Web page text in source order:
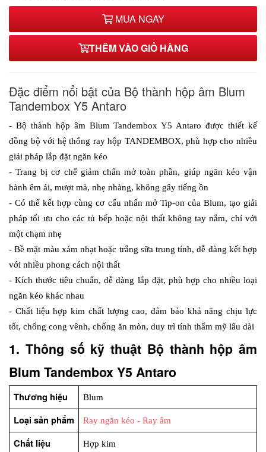
MUA NGAY
THÊM VÀO GIỎ HÀNG
Đặc điểm nổi bật của Bộ thành hộp âm Blum
Tandembox Y5 Antaro
- Bộ thành hộp âm Blum Tandembox Y5 Antaro được thiết kế
đồng bộ với hệ thống ray hộp TANDEMBOX, phù hợp cho nhiều
giải pháp lắp đặt ngăn kéo
- Trang bị cơ chế giảm chấn mở toàn phần, giúp ngăn kéo vận
hành êm ái, mượt mà, nhẹ nhàng, không gây tiếng ồn
- Có thể kết hợp cùng cơ cấu nhấn mở Tip-on của Blum, tạo giải
pháp tối ưu cho các tủ bếp hoặc nội thất không tay nắm, chỉ với
một chạm nhẹ
- Bề mặt màu xám nhạt hoặc trắng sữa trung tính, dễ dàng kết hợp
với nhiều phong cách nội thất
- Kích thước tiêu chuẩn, dễ dàng lắp đặt, phù hợp cho nhiều loại
ngăn kéo khác nhau
- Chất liệu hợp kim chất lượng cao, đảm bảo khả năng chịu lực
tốt, chống cong vênh, chống ăn mòn, duy trì tính thẩm mỹ lâu dài
1. Thông số kỹ thuật Bộ thành hộp âm
Blum Tandembox Y5 Antaro
Thương hiệu Blum
Loại sản phẩm Ray ngăn kéo - Ray âm
Chất liệu Hợp kim